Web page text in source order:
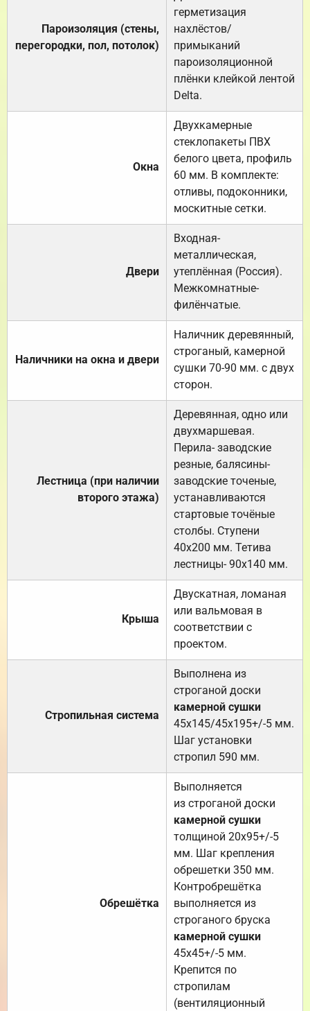
Пароизоляция (стены,
перегородки, пол, потолок)
герметизация
нахлёстов/
примыканий
пароизоляционной
плёнки клейкой лентой
Delta.
Окна
Двухкамерные
стеклопакеты ПВХ
белого цвета, профиль
60 мм. В комплекте:
отливы, подоконники,
москитные сетки.
Двери
Входная-
металлическая,
утеплённая (Россия).
Межкомнатные-
филёнчатые.
Наличники на окна и двери
Наличник деревянный,
строганый, камерной
сушки 70-90 мм. с двух
сторон.
Лестница (при наличии
второго этажа)
Деревянная, одно или
двухмаршевая.
Перила- заводские
резные, балясины-
заводские точеные,
устанавливаются
стартовые точёные
столбы. Ступени
40х200 мм. Тетива
лестницы- 90х140 мм.
Крыша
Двускатная, ломаная
или вальмовая в
соответствии с
проектом.
Стропильная система
Выполнена из
строганой доски
камерной сушки
45х145/45х195+/-5 мм.
Шаг установки
стропил 590 мм.
Обрешётка
Выполняется
из строганой доски
камерной сушки
толщиной 20х95+/-5
мм. Шаг крепления
обрешетки 350 мм.
Контробрешётка
выполняется из
строганого бруска
камерной сушки
45х45+/-5 мм.
Крепится по
стропилам
(вентиляционный